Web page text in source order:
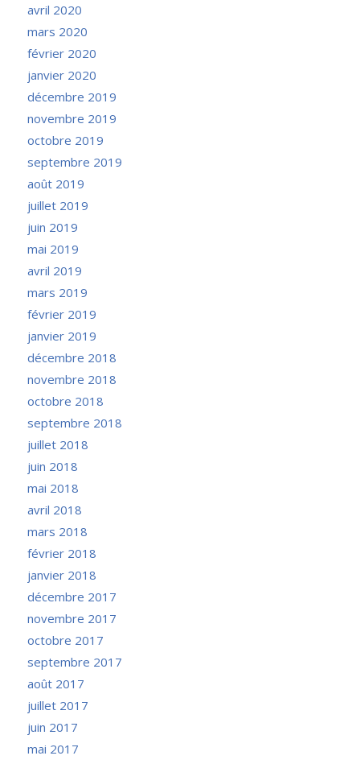
avril 2020
mars 2020
février 2020
janvier 2020
décembre 2019
novembre 2019
octobre 2019
septembre 2019
août 2019
juillet 2019
juin 2019
mai 2019
avril 2019
mars 2019
février 2019
janvier 2019
décembre 2018
novembre 2018
octobre 2018
septembre 2018
juillet 2018
juin 2018
mai 2018
avril 2018
mars 2018
février 2018
janvier 2018
décembre 2017
novembre 2017
octobre 2017
septembre 2017
août 2017
juillet 2017
juin 2017
mai 2017